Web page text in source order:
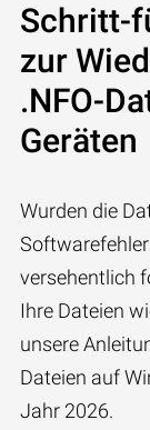
Schritt-
zur
.NFO-
Geräten
Wurden die
versehentlich
Ihre Dateien
unsere
Dateien auf
Jahr 2026.